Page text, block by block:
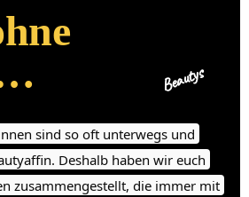
Beautys
sind so oft unterwegs und
Deshalb haben wir euch
zusammengestellt, die immer mit